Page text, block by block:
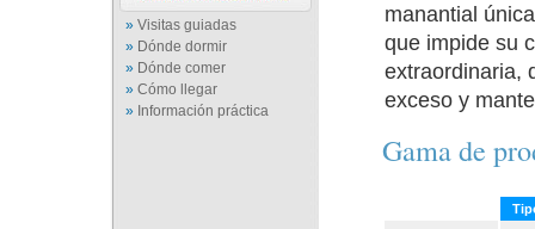
»Visitas guiadas
»Dónde dormir
»Dónde comer
»Cómo llegar
»Información práctica
manantial
que impide su
extraordinaria,
exceso y
Gama de